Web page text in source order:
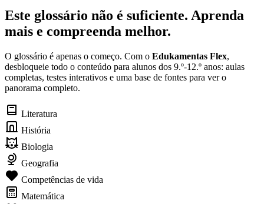
Este glossário não é suficiente. Aprenda
mais e compreenda melhor.
O glossário é apenas o começo. Com o Edukamentas Flex,
desbloqueie todo o conteúdo para alunos dos 9.º-12.º anos: aulas
completas, testes interativos e uma base de fontes para ver o
panorama completo.
Literatura
História
Biologia
Geografia
Competências de vida
Matemática